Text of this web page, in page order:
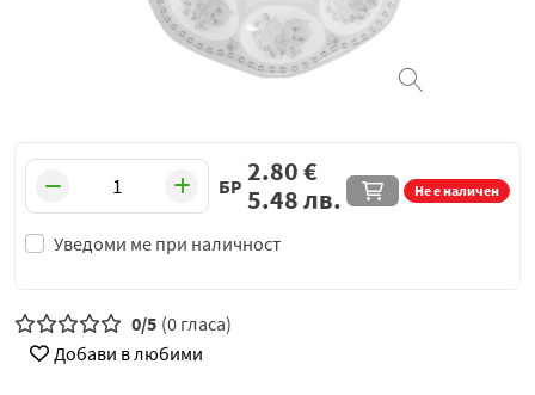
БР Не е наличен
Уведоми ме при наличност
2.80€
5.48лв.
0/5 (0 гласа)
Добави в любими